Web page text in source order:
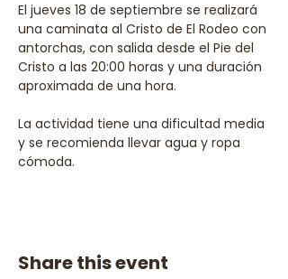
El jueves 18 de septiembre se realizará
una caminata al Cristo de El Rodeo con
antorchas, con salida desde el Pie del
Cristo a las 20:00 horas y una duración
aproximada de una hora.
La actividad tiene una dificultad media
y se recomienda llevar agua y ropa
cómoda.
Share this event